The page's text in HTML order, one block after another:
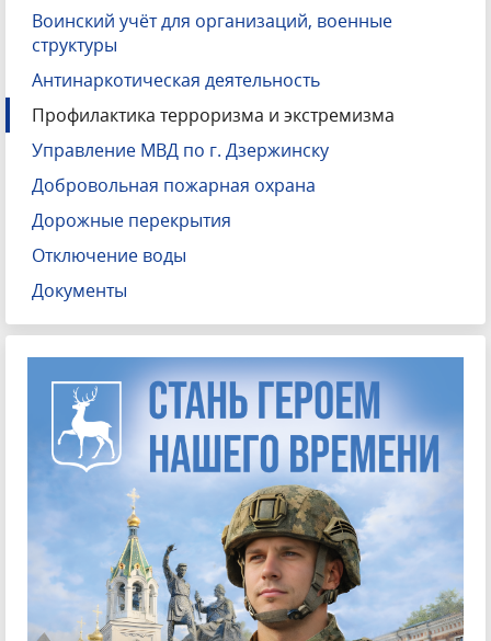
Воинский учёт для организаций, военные
структуры
Антинаркотическая деятельность
Профилактика терроризма и экстремизма
Управление МВД по г. Дзержинску
Добровольная пожарная охрана
Дорожные перекрытия
Отключение воды
Документы